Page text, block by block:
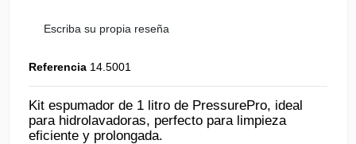
Escriba su propia reseña
Referencia 14.5001
Kit espumador de 1 litro de PressurePro, ideal
para hidrolavadoras, perfecto para limpieza
eficiente y prolongada.